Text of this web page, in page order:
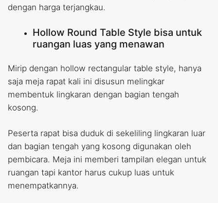
dengan harga terjangkau.
Hollow Round Table Style bisa untuk
ruangan luas yang menawan
Mirip dengan hollow rectangular table style, hanya
saja meja rapat kali ini disusun melingkar
membentuk lingkaran dengan bagian tengah
kosong.
Peserta rapat bisa duduk di sekeliling lingkaran luar
dan bagian tengah yang kosong digunakan oleh
pembicara. Meja ini memberi tampilan elegan untuk
ruangan tapi kantor harus cukup luas untuk
menempatkannya.